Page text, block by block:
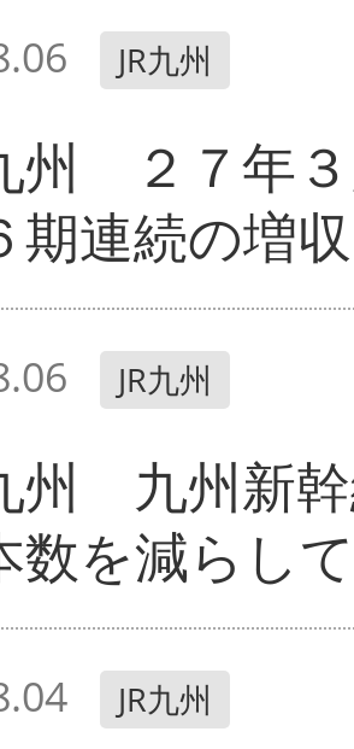
JR九州
州 ２７年
連続の増収
JR九州
州 九州新
を減らし
JR九州